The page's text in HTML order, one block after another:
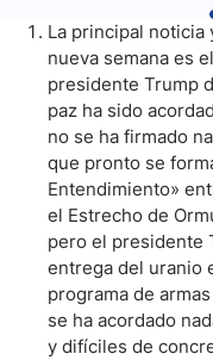
La principal noticia
nueva semana es
presidente Trump
paz ha sido
no se ha firmado
que pronto se
Entendimiento»
el Estrecho de
pero el presidente
entrega del uranio
programa de
se ha acordado
y difíciles de